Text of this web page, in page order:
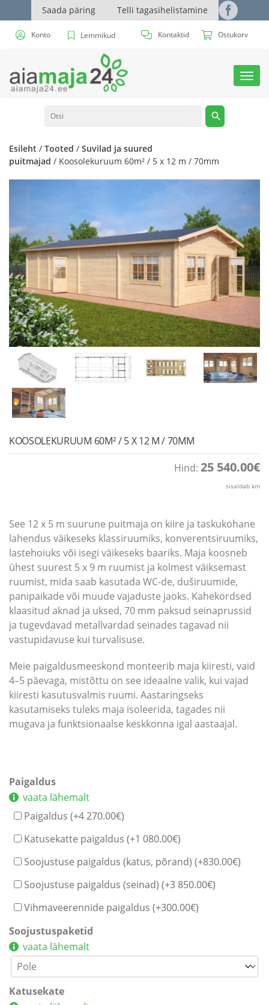
Saada päring Telli tagasihelistamine
Konto Lemmikud Kontaktid Ostukorv
Esileht / Tooted / Suvilad ja suured
puitmajad / Koosolekuruum 60m² / 5 x 12 m / 70mm
KOOSOLEKURUUM 60M² / 5 X 12 M / 70MM
Hind: 25 540.00€
sisaldab km
See 12 x 5 m suurune puitmaja on kiire ja taskukohane
lahendus väikeseks klassiruumiks, konverentsiruumiks,
lastehoiuks või isegi väikeseks baariks. Maja koosneb
ühest suurest 5 x 9 m ruumist ja kolmest väiksemast
ruumist, mida saab kasutada WC-de, duširuumide,
panipaikade või muude vajaduste jaoks. Kahekordsed
klaasitud aknad ja uksed, 70 mm paksud seinaprussid
ja tugevdavad metallvardad seinades tagavad nii
vastupidavuse kui turvalisuse.
Meie paigaldusmeeskond monteerib maja kiiresti, vaid
4–5 päevaga, mistõttu on see ideaalne valik, kui vajad
kiiresti kasutusvalmis ruumi. Aastaringseks
kasutamiseks tuleks maja isoleerida, tagades nii
mugava ja funktsionaalse keskkonna igal aastaajal.
Paigaldus
vaata lähemalt
Paigaldus (+4 270.00€)
Katusekatte paigaldus (+1 080.00€)
Soojustuse paigaldus (katus, põrand) (+830.00€)
Soojustuse paigaldus (seinad) (+3 850.00€)
Vihmaveerennide paigaldus (+300.00€)
Soojustuspaketid
vaata lähemalt
Katusekate